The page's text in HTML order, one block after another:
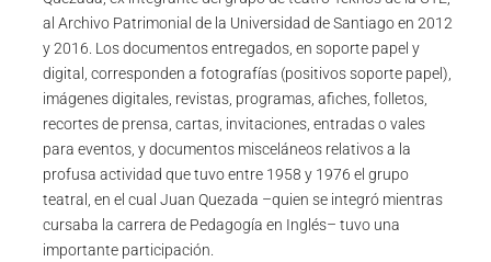
al Archivo Patrimonial de la Universidad de Santiago en 2012
y 2016. Los documentos entregados, en soporte papel y
digital, corresponden a fotografías (positivos soporte papel),
imágenes digitales, revistas, programas, afiches, folletos,
recortes de prensa, cartas, invitaciones, entradas o vales
para eventos, y documentos misceláneos relativos a la
profusa actividad que tuvo entre 1958 y 1976 el grupo
teatral, en el cual Juan Quezada –quien se integró mientras
cursaba la carrera de Pedagogía en Inglés– tuvo una
importante participación.